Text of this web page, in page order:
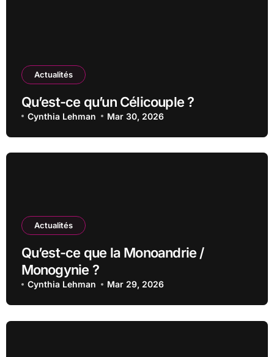
Actualités
Qu’est-ce qu’un Célicouple ?
Cynthia Lehman Mar 30, 2026
Actualités
Qu’est-ce que la Monoandrie /
Monogynie ?
Cynthia Lehman Mar 29, 2026